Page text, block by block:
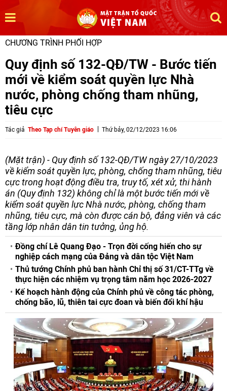
CHƯƠNG TRÌNH PHỐI HỢP
Quy định số 132-QĐ/TW - Bước tiến
mới về kiểm soát quyền lực Nhà
nước, phòng chống tham nhũng,
tiêu cực
Tác giả Theo Tạp chí Tuyên giáo Thứ bảy, 02/12/2023 16:06
(Mặt trận) - Quy định số 132-QĐ/TW ngày 27/10/2023
về kiểm soát quyền lực, phòng, chống tham nhũng, tiêu
cực trong hoạt động điều tra, truy tố, xét xử, thi hành
án (Quy định 132) không chỉ là một bước tiến mới về
kiểm soát quyền lực Nhà nước, phòng, chống tham
nhũng, tiêu cực, mà còn được cán bộ, đảng viên và các
tầng lớp nhân dân tin tưởng, ủng hộ.
Đồng chí Lê Quang Đạo - Trọn đời cống hiến cho sự
nghiệp cách mạng của Đảng và dân tộc Việt Nam
Thủ tướng Chính phủ ban hành Chỉ thị số 31/CT-TTg về
thực hiện các nhiệm vụ trọng tâm năm học 2026-2027
Kế hoạch hành động của Chính phủ về công tác phòng,
chống bão, lũ, thiên tai cực đoan và biến đổi khí hậu